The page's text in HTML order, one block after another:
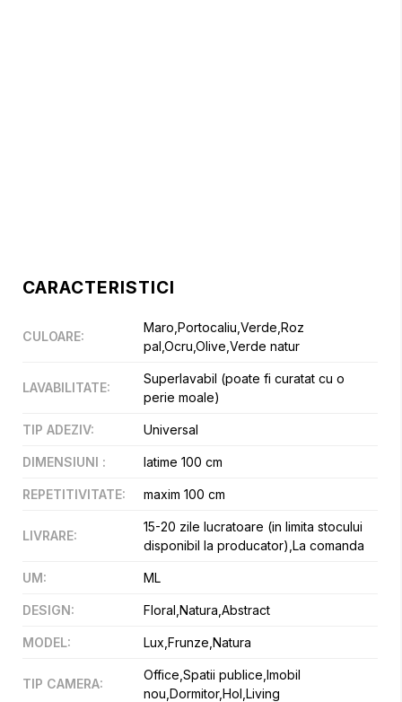
CARACTERISTICI
CULOARE:
Maro,Portocaliu,Verde,Roz
pal,Ocru,Olive,Verde natur
LAVABILITATE:
Superlavabil (poate fi curatat cu o
perie moale)
TIP ADEZIV: Universal
DIMENSIUNI : latime 100 cm
REPETITIVITATE: maxim 100 cm
LIVRARE:
15-20 zile lucratoare (in limita stocului
disponibil la producator),La comanda
UM: ML
DESIGN: Floral,Natura,Abstract
MODEL: Lux,Frunze,Natura
TIP CAMERA:
Office,Spatii publice,Imobil
nou,Dormitor,Hol,Living